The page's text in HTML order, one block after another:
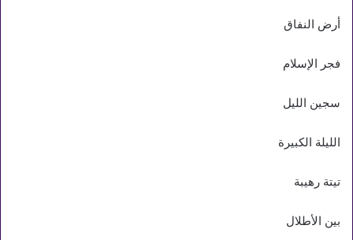
أرض النفاق
فجر الإسلام
سجين الليل
الليلة الكبيرة
تيتة رهيبة
بين الأطلال